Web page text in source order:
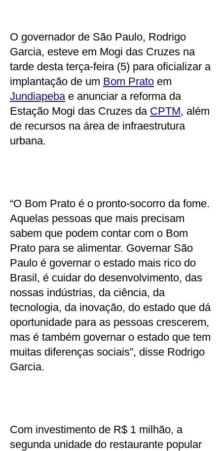
O governador de São Paulo, Rodrigo
Garcia, esteve em Mogi das Cruzes na
tarde desta terça-feira (5) para oficializar a
implantação de um Bom Prato em
Jundiapebae anunciar a reforma da
Estação Mogi das Cruzes da CPTM, além
de recursos na área de infraestrutura
urbana.
“O Bom Prato é o pronto-socorro da fome.
Aquelas pessoas que mais precisam
sabem que podem contar com o Bom
Prato para se alimentar. Governar São
Paulo é governar o estado mais rico do
Brasil, é cuidar do desenvolvimento, das
nossas indústrias, da ciência, da
tecnologia, da inovação, do estado que dá
oportunidade para as pessoas crescerem,
mas é também governar o estado que tem
muitas diferenças sociais”, disse Rodrigo
Garcia.
Com investimento de R$ 1 milhão, a
segunda unidade do restaurante popular